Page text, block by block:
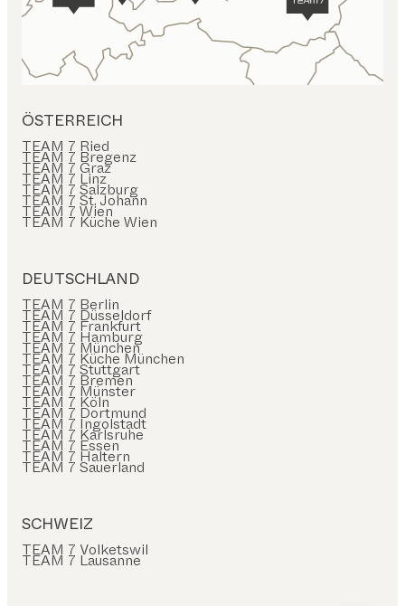
ÖSTERREICH
TEAM 7 Ried
TEAM 7 Bregenz
TEAM 7 Graz
TEAM 7 Linz
TEAM 7 Salzburg
TEAM 7 St. Johann
TEAM 7 Wien
TEAM 7 Küche Wien
DEUTSCHLAND
TEAM 7 Berlin
TEAM 7 Düsseldorf
TEAM 7 Frankfurt
TEAM 7 Hamburg
TEAM 7 München
TEAM 7 Küche München
TEAM 7 Stuttgart
TEAM 7 Bremen
TEAM 7 Münster
TEAM 7 Köln
TEAM 7 Dortmund
TEAM 7 Ingolstadt
TEAM 7 Karlsruhe
TEAM 7 Essen
TEAM 7 Haltern
TEAM 7 Sauerland
SCHWEIZ
TEAM 7 Volketswil
TEAM 7 Lausanne